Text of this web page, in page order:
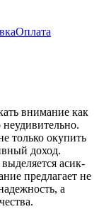
Оплата
внимание как
только окупить
доход.
асик-
предлагает не
а